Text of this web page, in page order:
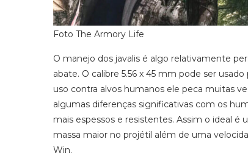
Foto The Armory Life
O manejo dos javalis é algo relativamente
abate. O calibre 5.56 x 45 mm pode ser
uso contra alvos humanos ele peca muitas
algumas diferenças significativas com os
mais espessos e resistentes. Assim o ideal
massa maior no projétil além de uma
Win.